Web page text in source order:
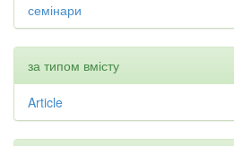
семінари
за типом вмісту
Article